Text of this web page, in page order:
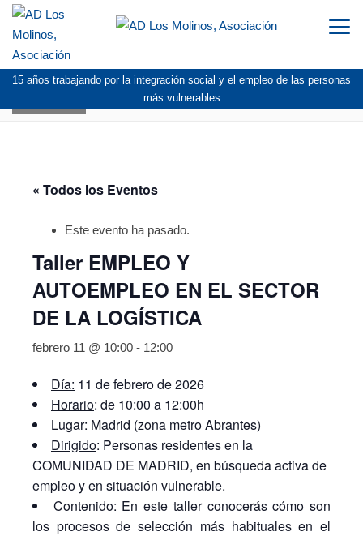
15 años trabajando por la integración social y el empleo de las personas
más vulnerables
« Todos los Eventos
Este evento ha pasado.
Taller EMPLEO Y
AUTOEMPLEO EN EL SECTOR
DE LA LOGÍSTICA
febrero 11 @ 10:00 - 12:00
Día: 11 de febrero de 2026
Horario: de 10:00 a 12:00h
Lugar: Madrid (zona metro Abrantes)
Dirigido: Personas residentes en la
COMUNIDAD DE MADRID, en búsqueda activa de
empleo y en situación vulnerable.
Contenido: En este taller conocerás cómo son
los procesos de selección más habituales en el